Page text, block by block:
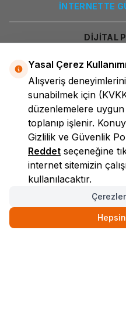
İNTERNETTE
DİJİTAL
Yasal Çerez Kullanımı
Alışveriş
sunabilmek için
düzenlemelere
toplanıp işlenir.
Gizlilik ve Güvenlik
Reddet seçeneğine
internet sitemizin
kullanılacaktır.